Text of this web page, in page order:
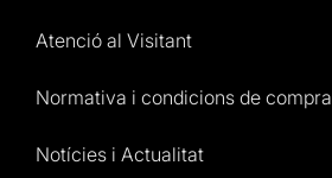
Atenció al Visitant
Normativa i condicions de compra
Notícies i Actualitat